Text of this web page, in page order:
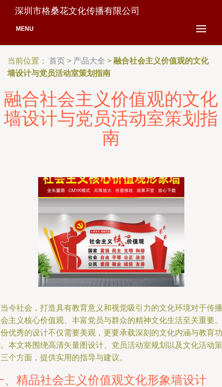
深圳市格桑花文化传播有限公司
MENU
当前位置： 首页 > 产品大全 > 融合社会主义价值观的文化
墙设计与党员活动室策划指南
融合社会主义价值观的文化
墙设计与党员活动室策划指
南
今社会，打造具有教育意义和视觉吸引力的文化环境对于传播
主义核心价值观、丰富党员与群众的精神文化生活至关重要。
优秀的设计不仅需要美观，更要承载深刻的文化内涵与教育功
本文将围绕高清矢量图设计、党员活动室规划以及文化活动策
个方面，提供实用的指导与建议。
、精品社会主义价值观文化形象墙设计